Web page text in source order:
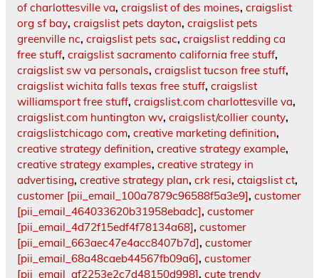
of charlottesville va, craigslist of des moines, craigslist
org sf bay, craigslist pets dayton, craigslist pets
greenville nc, craigslist pets sac, craigslist redding ca
free stuff, craigslist sacramento california free stuff,
craigslist sw va personals, craigslist tucson free stuff,
craigslist wichita falls texas free stuff, craigslist
williamsport free stuff, craigslist.com charlottesville va,
craigslist.com huntington wv, craigslist/collier county,
craigslistchicago com, creative marketing definition,
creative strategy definition, creative strategy example,
creative strategy examples, creative strategy in
advertising, creative strategy plan, crk resi, ctaigslist ct,
customer [pii_email_100a7879c96588f5a3e9], customer
[pii_email_464033620b31958ebadc], customer
[pii_email_4d72f15edf4f78134a68], customer
[pii_email_663aec47e4acc8407b7d], customer
[pii_email_68a48caeb44567fb09a6], customer
[pii_email_af2253e2c7d48150d998], cute trendy